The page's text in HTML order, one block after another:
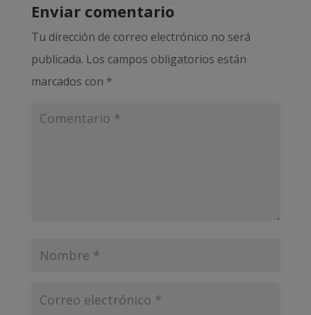
Enviar comentario
Tu dirección de correo electrónico no será
publicada. Los campos obligatorios están
marcados con *